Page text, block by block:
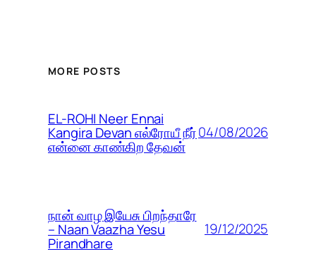
MORE POSTS
EL-ROHI Neer Ennai
Kangira Devan எல்ரோயீ நீர்
என்னை காண்கிற தேவன்
04/08/2026
நான் வாழ இயேசு பிறந்தாரே
– Naan Vaazha Yesu
Pirandhare
19/12/2025